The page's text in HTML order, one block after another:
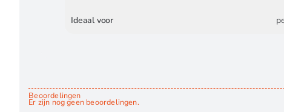
Ideaal voor
Beoordelingen
Er zijn nog geen beoordelingen.